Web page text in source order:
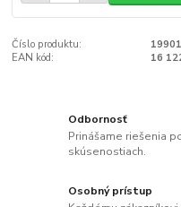
Číslo produktu:
19901
EAN kód:
16
Odbornosť
Prinášame riešenia
skúsenostiach.
Osobný prístup